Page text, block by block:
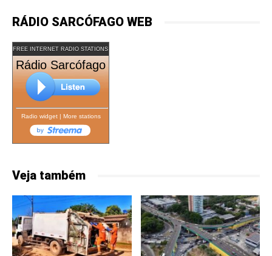
RÁDIO SARCÓFAGO WEB
FREE INTERNET RADIO STATIONS
Rádio Sarcófago
Radio widget| More stations
Veja também